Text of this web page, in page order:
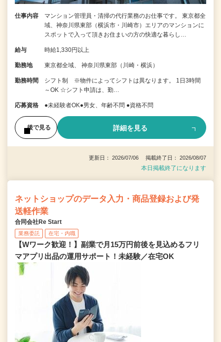
仕事内容
マンション管理員・清掃の代行業務のお仕事です。 東京都全
域、神奈川県東部（横浜市・川崎市）エリアのマンションに
スポットで入って頂きお住まいの方の快適な暮らし…
給与 時給1,330円以上
勤務地 東京都全域、 神奈川県東部（川崎・横浜）
勤務時間
シフト制 ※物件によってシフトは異なります。 1日3時間
～OK ☆シフト申請は、勤…
応募資格 ●未経験者OK●男女、年齢不問 ●資格不問
後で見る 詳細を見る
更新日： 2026/07/06 掲載終了日： 2026/08/07
本日掲載終了になります
ネットショップのデータ入力・商品登録および発
送軽作業
合同会社Re Start
業務委託 在宅・内職
【Wワーク歓迎！】副業で月15万円前後を見込めるフリ
マアプリ出品の運用サポート！未経験／在宅OK